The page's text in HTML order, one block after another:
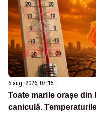
6 aug. 2026, 07:15
Toate marile orașe din
caniculă.